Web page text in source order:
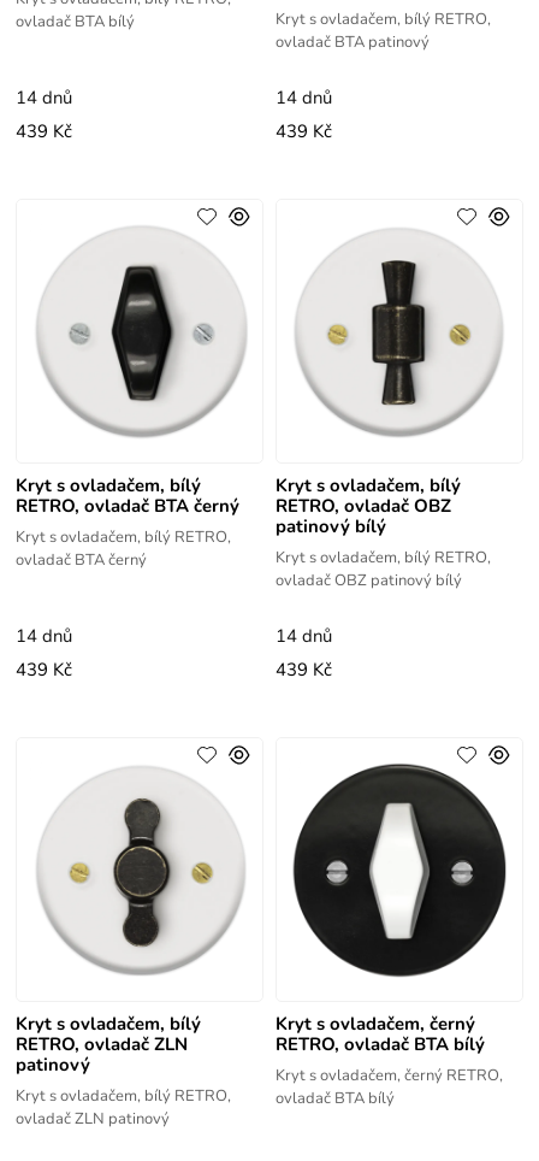
ovladač BTA bílý
14 dnů
439 Kč
Kryt s ovladačem, bílý RETRO,
ovladač BTA patinový
14 dnů
439 Kč
Kryt s ovladačem, bílý
RETRO, ovladač BTA černý
Kryt s ovladačem, bílý RETRO,
ovladač BTA černý
14 dnů
439 Kč
Kryt s ovladačem, bílý
RETRO, ovladač OBZ
patinový bílý
Kryt s ovladačem, bílý RETRO,
ovladač OBZ patinový bílý
14 dnů
439 Kč
Kryt s ovladačem, bílý
RETRO, ovladač ZLN
patinový
Kryt s ovladačem, bílý RETRO,
ovladač ZLN patinový
Kryt s ovladačem, černý
RETRO, ovladač BTA bílý
Kryt s ovladačem, černý RETRO,
ovladač BTA bílý